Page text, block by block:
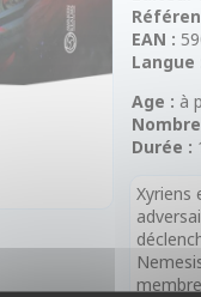
EAN :
Langue
Age : à
Durée :
Xyriens